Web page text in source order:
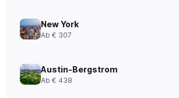
New York
Ab € 307
Austin-Bergstrom
Ab € 438